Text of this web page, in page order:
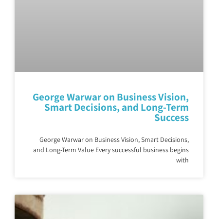
George Warwar on Business Vision,
Smart Decisions, and Long-Term
Success
George Warwar on Business Vision, Smart Decisions,
and Long-Term Value Every successful business begins
with